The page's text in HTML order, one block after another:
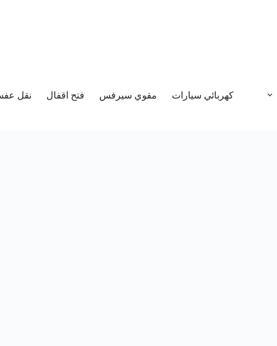
كهربائي سيارات مقوي سيرفس فتح اقفال نقل